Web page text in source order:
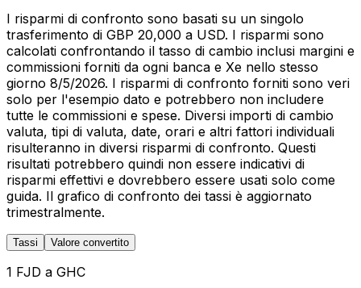
I risparmi di confronto sono basati su un singolo
trasferimento di GBP 20,000 a USD. I risparmi sono
calcolati confrontando il tasso di cambio inclusi margini e
commissioni forniti da ogni banca e Xe nello stesso
giorno 8/5/2026. I risparmi di confronto forniti sono veri
solo per l'esempio dato e potrebbero non includere
tutte le commissioni e spese. Diversi importi di cambio
valuta, tipi di valuta, date, orari e altri fattori individuali
risulteranno in diversi risparmi di confronto. Questi
risultati potrebbero quindi non essere indicativi di
risparmi effettivi e dovrebbero essere usati solo come
guida. Il grafico di confronto dei tassi è aggiornato
trimestralmente.
Tassi Valore convertito
1 FJD a GHC